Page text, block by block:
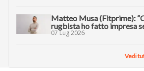
Matteo Musa (Fitprime):
rugbista ho fatto impresa
07 Lug 2026
Vedi